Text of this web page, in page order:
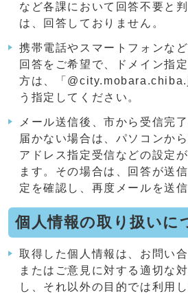
など各課において回答不要と
は、回答しておりません。
携帯電話やスマートフォンな
回答をご希望で、ドメイン指
方は、「
う指定してください。
メール送信後、市から受信完
届かない場合は、パソコンか
アドレス指定受信などの設定
ます。その場合は、回答が送
定を確認し、再度メールを送
個人情報の取り扱いに
取得した個人情報は、お問い
またはご意見に対する適切な
し、それ以外の目的では利用